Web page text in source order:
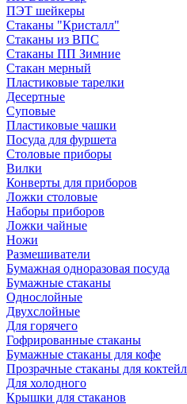
ПЭТ шейкеры
Стаканы "Кристалл"
Стаканы из ВПС
Стаканы ПП Зимние
Стакан мерный
Пластиковые тарелки
Десертные
Суповые
Пластиковые чашки
Посуда для фуршета
Столовые приборы
Вилки
Конверты для приборов
Ложки столовые
Наборы приборов
Ложки чайные
Ножи
Размешиватели
Бумажная одноразовая посуда
Бумажные стаканы
Однослойные
Двухслойные
Для горячего
Гофрированные стаканы
Бумажные стаканы для кофе
Прозрачные стаканы для
Для холодного
Крышки для стаканов